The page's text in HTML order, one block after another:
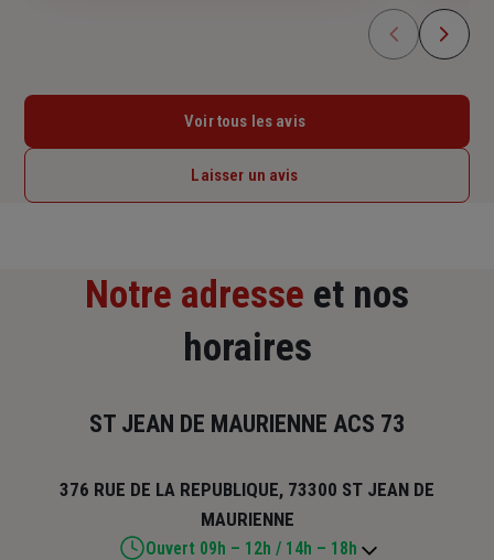
Voir tous les avis
Laisser un avis
Notre adresse et nos
horaires
ST JEAN DE MAURIENNE ACS 73
376 RUE DE LA REPUBLIQUE, 73300 ST JEAN DE
MAURIENNE
Ouvert 09h – 12h / 14h – 18h